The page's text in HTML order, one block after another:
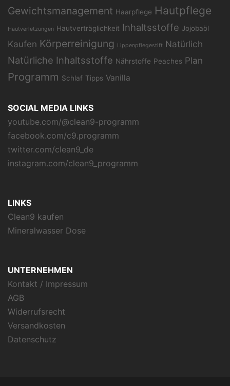
Gewichtsmanagement Haarpflege Hautpflege
Hautverletzungen Hautverträglichkeit Inhaltsstoffe Jojobaöl
Kaufen Körperreinigung Lippenpflegestift Natürlich
Natürliche Inhaltsstoffe Nährstoffe Peaches Plan
Programm Schlaf Tipps Vanilla
SOCIAL MEDIA LINKS
youtube.com/@clean9-programm
facebook.com/c9.programm
twitter.com/clean9_de
instagram.com/clean9_programm
LINKS
Clean9 kaufen
Mineralwasser Dose
UNTERNEHMEN
Kontakt / Impressum
AGB
Widerrufsrecht
Versandkosten
Datenschutz